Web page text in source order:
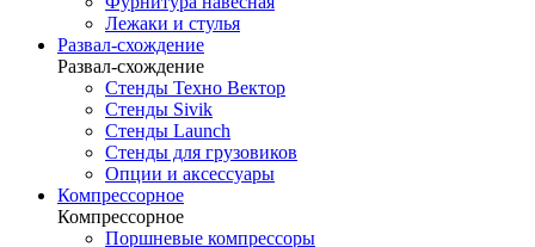
Лежаки и стулья
Развал-схождение
Развал-схождение
Стенды Техно Вектор
Стенды Sivik
Стенды Launch
Стенды для грузовиков
Опции и аксессуары
Компрессорное
Компрессорное
Поршневые компрессоры